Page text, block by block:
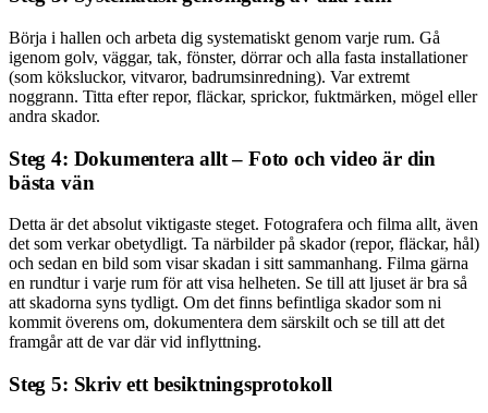
Börja i hallen och arbeta dig systematiskt genom varje rum. Gå
igenom golv, väggar, tak, fönster, dörrar och alla fasta installationer
(som köksluckor, vitvaror, badrumsinredning). Var extremt
noggrann. Titta efter repor, fläckar, sprickor, fuktmärken, mögel eller
andra skador.
Steg 4: Dokumentera allt – Foto och video är din
bästa vän
Detta är det absolut viktigaste steget. Fotografera och filma allt, även
det som verkar obetydligt. Ta närbilder på skador (repor, fläckar, hål)
och sedan en bild som visar skadan i sitt sammanhang. Filma gärna
en rundtur i varje rum för att visa helheten. Se till att ljuset är bra så
att skadorna syns tydligt. Om det finns befintliga skador som ni
kommit överens om, dokumentera dem särskilt och se till att det
framgår att de var där vid inflyttning.
Steg 5: Skriv ett besiktningsprotokoll